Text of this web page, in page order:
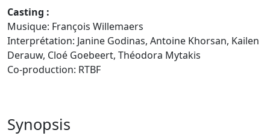
Casting :
Musique: François Willemaers
Interprétation: Janine Godinas, Antoine Khorsan, Kailen
Derauw, Cloé Goebeert, Théodora Mytakis
Co-production: RTBF
Synopsis